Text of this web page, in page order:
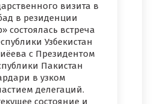
визита в
в резиденции
состоялась встреча
Узбекистан
с Президентом
Пакистан
в узком
делегаций.
состояние и